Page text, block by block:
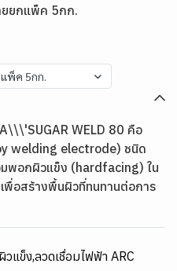
ยยกแพ็ค 5กก.
พ็ค 5กก.
WELD 80 คือ
welding electrode) ชนิด
พอกผิวแข็ง (hardfacing) ใน
พื่อสร้างพื้นผิวที่ทนทานต่อการ
วแข็ง,ลวดเชื่อมไฟฟ้า ARC